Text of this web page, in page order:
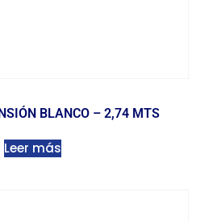
BLANCO – 2,74 MTS
Leer más